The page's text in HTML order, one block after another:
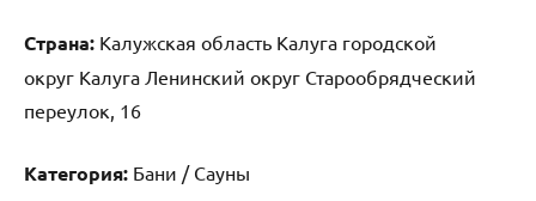
Страна: Калужская область Калуга городской
округ Калуга Ленинский округ Старообрядческий
переулок, 16
Категория: Бани / Сауны